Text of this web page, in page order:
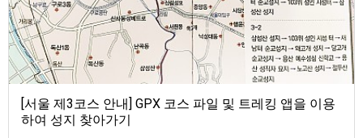
[서울 제3코스 안내] GPX 코스 파일 및 트레킹 앱을 이용
하여 성지 찾아가기